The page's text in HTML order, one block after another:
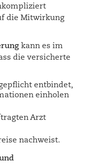
die Mitwirkung
kann es im
die versicherte
entbindet,
einholen
Arzt
nachweist.